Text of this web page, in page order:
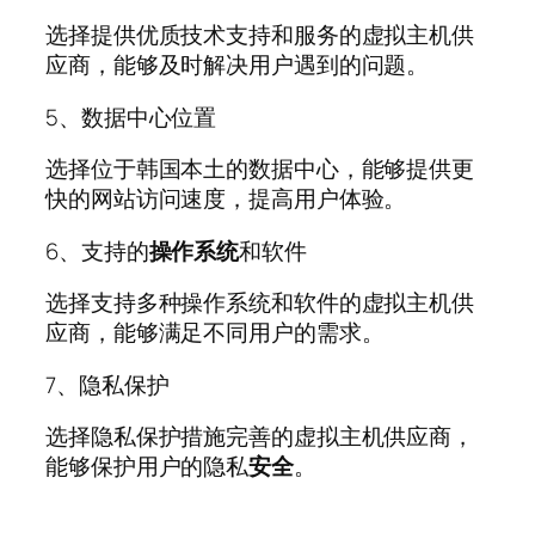
选择提供优质技术支持和服务的虚拟主机供
应商，能够及时解决用户遇到的问题。
5、数据中心位置
选择位于韩国本土的数据中心，能够提供更
快的网站访问速度，提高用户体验。
6、支持的操作系统和软件
选择支持多种操作系统和软件的虚拟主机供
应商，能够满足不同用户的需求。
7、隐私保护
选择隐私保护措施完善的虚拟主机供应商，
能够保护用户的隐私安全。